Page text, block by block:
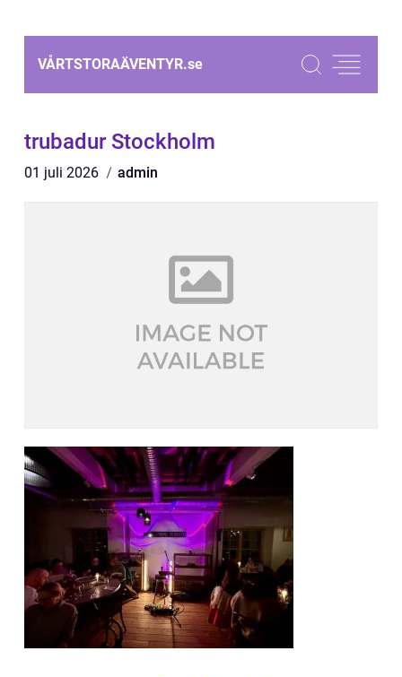
VÅRTSTORAÄVENTYR.se
trubadur Stockholm
01 juli 2026 admin